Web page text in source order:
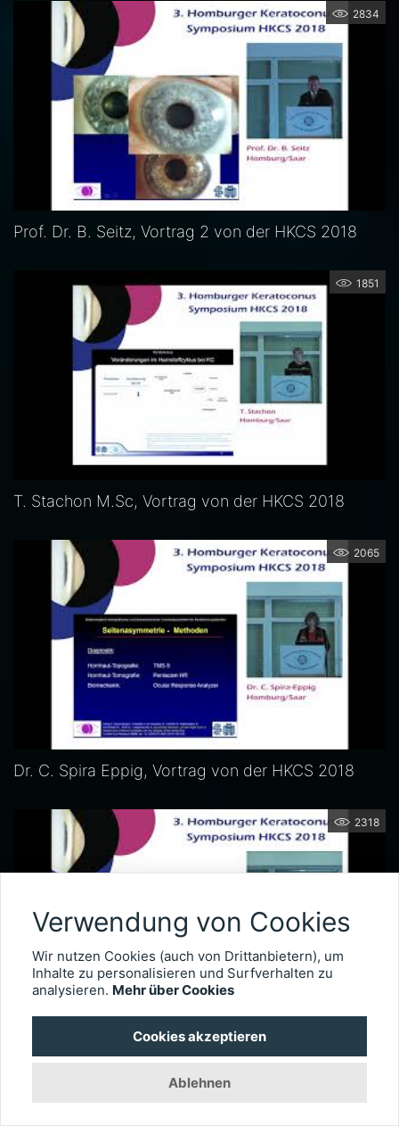
2834
Prof. Dr. B. Seitz, Vortrag 2 von der HKCS 2018
1851
T. Stachon M.Sc, Vortrag von der HKCS 2018
2065
Dr. C. Spira Eppig, Vortrag von der HKCS 2018
2318
Verwendung von Cookies
Wir nutzen Cookies (auch von Drittanbietern), um
Inhalte zu personalisieren und Surfverhalten zu
analysieren. Mehr über Cookies
Cookies akzeptieren
Ablehnen